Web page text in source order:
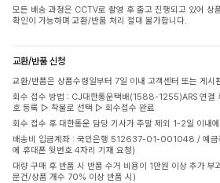
모든 배송 과정은 CCTV로 촬영 후 출고 진행되고 있어 상
확인이 가능하며 교환/반품 처리 절대 불가합니다.
교환/반품 신청
교환/반품은 상품수령일부터 7일 이내 고객센터 또는 게시
회수 접수 방법 : CJ대한통운택배(1588-1255)ARS 연결
호 등록 ▷ 착불로 선택 ▷ 회수접수 완료
회수 접수 후 대한통운 담당 기사가 주말 제외 1-2일 이내
배송비 입금계좌 : 국민은행 512637-01-001048 / 예금
에 휴대폰 뒷번호 4자리 기재 요청)
대량 구매 후 반품 시 반품 수거 비용이 1만원 이상 추가
문건/상품 개수 70% 이상 반품 시)